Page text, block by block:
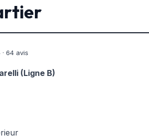
64 avis
(Ligne B)